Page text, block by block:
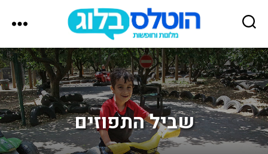
הוטלס
בלוג
שביל התפוזים